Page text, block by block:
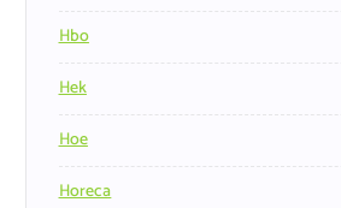
Hbo
Hek
Hoe
Horeca